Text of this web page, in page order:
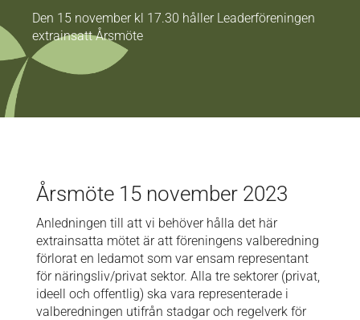
Den 15 november kl 17.30 håller Leaderföreningen
extrainsatt Årsmöte
Årsmöte 15 november 2023
Anledningen till att vi behöver hålla det här
extrainsatta mötet är att föreningens valberedning
förlorat en ledamot som var ensam representant
för näringsliv/privat sektor. Alla tre sektorer (privat,
ideell och offentlig) ska vara representerade i
valberedningen utifrån stadgar och regelverk för